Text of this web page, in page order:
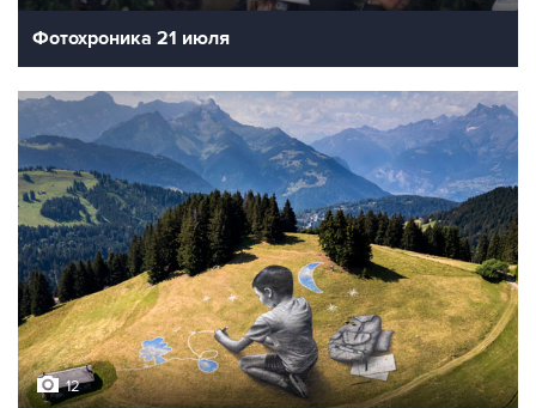
Фотохроника 21 июля
12